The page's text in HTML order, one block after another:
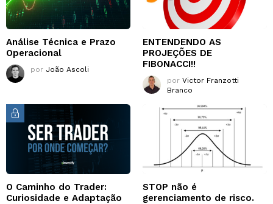
Análise Técnica e Prazo
Operacional
por João Ascoli
ENTENDENDO AS
PROJEÇÕES DE
FIBONACCI!!
por Victor Franzotti
Branco
O Caminho do Trader:
Curiosidade e Adaptação
STOP não é
gerenciamento de risco.